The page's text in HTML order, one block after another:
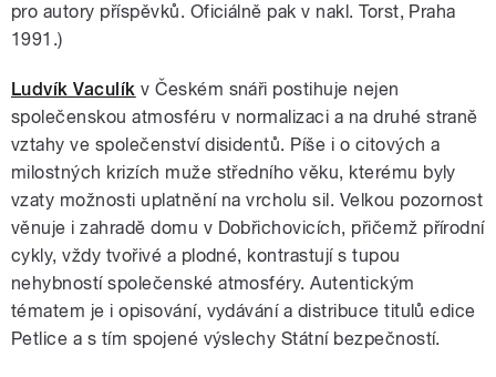
pro autory příspěvků. Oficiálně pak v nakl. Torst, Praha
1991.)
Ludvík Vaculík v Českém snáři postihuje nejen
společenskou atmosféru v normalizaci a na druhé straně
vztahy ve společenství disidentů. Píše i o citových a
milostných krizích muže středního věku, kterému byly
vzaty možnosti uplatnění na vrcholu sil. Velkou pozornost
věnuje i zahradě domu v Dobřichovicích, přičemž přírodní
cykly, vždy tvořivé a plodné, kontrastují s tupou
nehybností společenské atmosféry. Autentickým
tématem je i opisování, vydávání a distribuce titulů edice
Petlice a s tím spojené výslechy Státní bezpečností.